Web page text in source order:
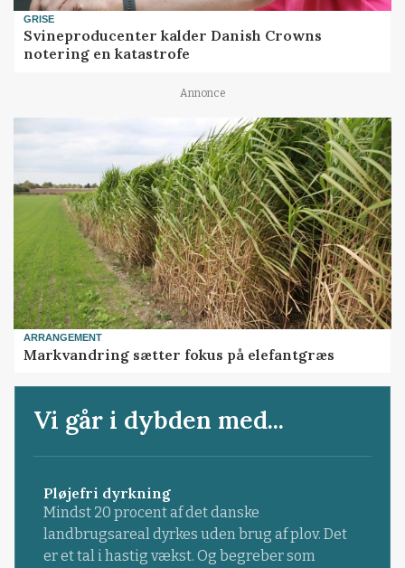
GRISE
Svineproducenter kalder Danish Crowns
notering en katastrofe
Annonce
ARRANGEMENT
Markvandring sætter fokus på elefantgræs
Vi går i dybden med...
Pløjefri dyrkning
Mindst 20 procent af det danske
landbrugsareal dyrkes uden brug af plov. Det
er et tal i hastig vækst. Og begreber som